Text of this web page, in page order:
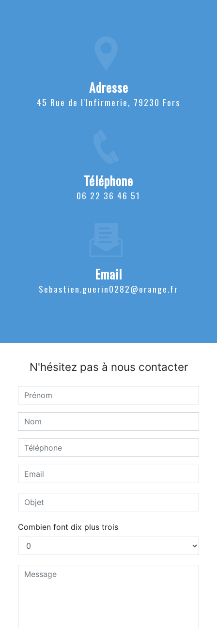
Adresse
45 Rue de l'Infirmerie, 79230 Fors
Téléphone
06 22 36 46 51
Email
sebastien.guerin0282@orange.fr
N'hésitez pas à nous contacter
Combien font dix plus trois